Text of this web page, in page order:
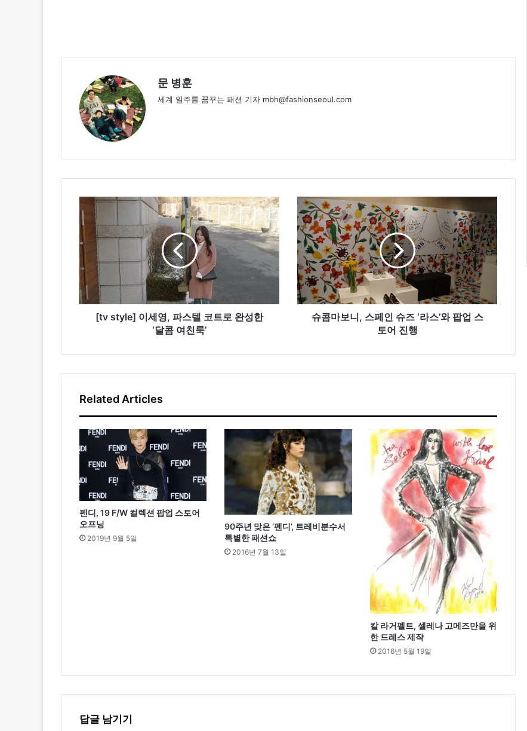
문 병훈
세계 일주를 꿈꾸는 패션 기자 mbh@fashionseoul.com
t
v
s
y
e
]
,
코
트
로
성
‘
콤
여
친
룩
[tv style] 이세영, 파스텔 코트로 완성한
‘달콤 여친룩’
슈
콤
마
보
니
,
스
페
인
라
업
스
토
어
진
행
슈콤마보니, 스페인 슈즈 ‘라스’와 팝업 스
토어 진행
Related Articles
펜디, 19 F/W 컬렉션 팝업 스토어
오프닝
2019년 9월 5일
90주년 맞은 ‘펜디’, 트레비분수서
특별한 패션쇼
2016년 7월 13일
칼 라거펠트, 셀레나 고메즈만을 위
한 드레스 제작
2016년 5월 19일
답글 남기기